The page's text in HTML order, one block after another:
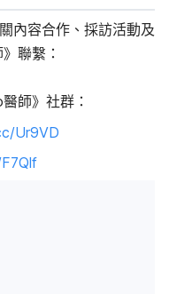
內容合作、採訪活動及
聯繫：
醫師》社群：
Ur9VD